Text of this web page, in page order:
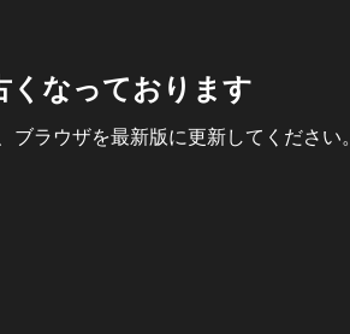
くなっております
ラウザを最新版に更新してください。